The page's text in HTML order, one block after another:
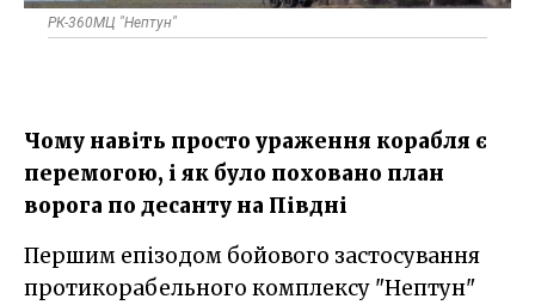
РК-360МЦ "Нептун"
Чому навіть просто ураження корабля є
перемогою, і як було поховано план
ворога по десанту на Півдні
Першим епізодом бойового застосування
протикорабельного комплексу "Нептун"